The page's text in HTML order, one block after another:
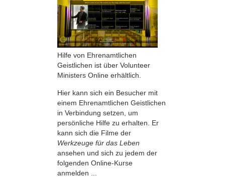
Hilfe von Ehrenamtlichen
Geistlichen ist über Volunteer
Ministers Online erhältlich.
Hier kann sich ein Besucher mit
einem Ehrenamtlichen Geistlichen
in Verbindung setzen, um
persönliche Hilfe zu erhalten. Er
kann sich die Filme der
Werkzeuge für das Leben
ansehen und sich zu jedem der
folgenden Online-Kurse
anmelden ...